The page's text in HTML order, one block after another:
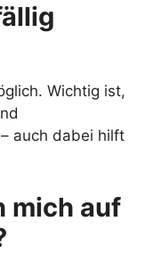
Wichtig ist,
auch dabei hilft
mich auf